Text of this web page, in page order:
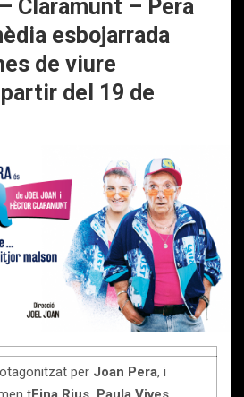
Claramunt – Pera
esbojarrada
de viure
del 19 de
per Joan Pera, i